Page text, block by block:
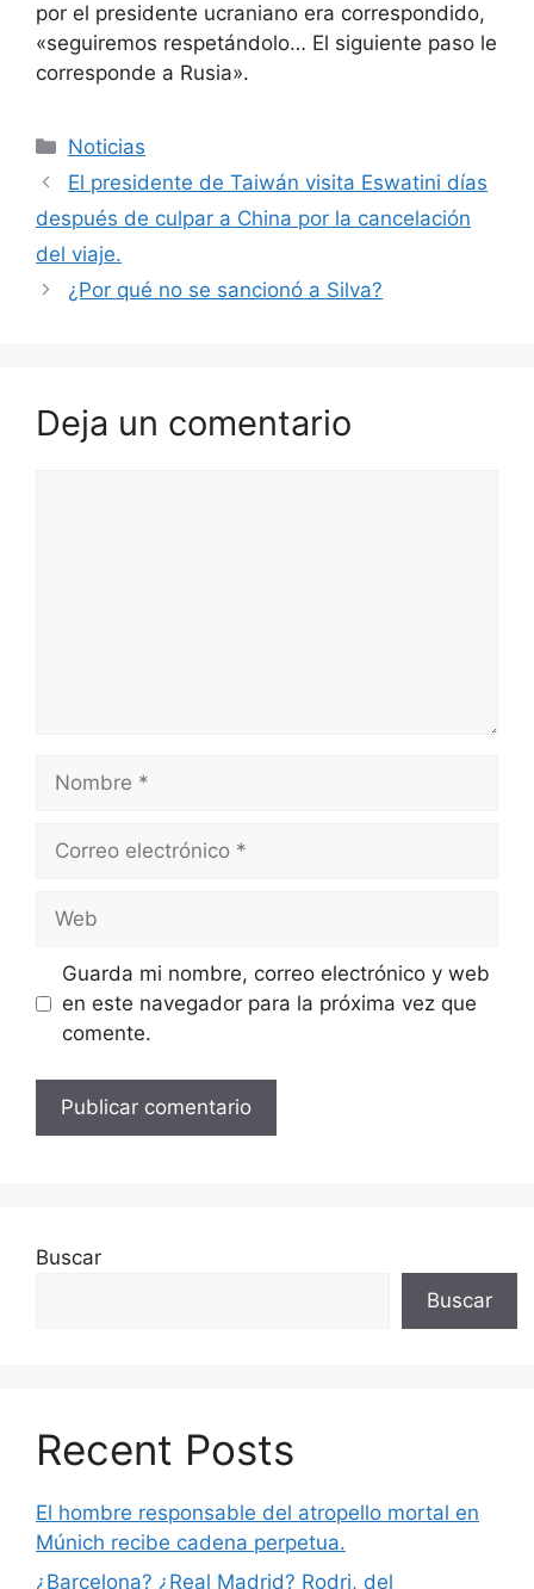
por el presidente ucraniano era correspondido,
«seguiremos respetándolo… El siguiente paso le
corresponde a Rusia».
Categorías
Noticias
El presidente de Taiwán visita Eswatini días
después de culpar a China por la cancelación
del viaje.
¿Por qué no se sancionó a Silva?
Deja un comentario
Nombre
Correo
Web
Guarda mi nombre, correo electrónico y web
en este navegador para la próxima vez que
comente.
Buscar
Buscar
Recent Posts
El hombre responsable del atropello mortal en
Múnich recibe cadena perpetua.
¿Barcelona? ¿Real Madrid? Rodri, del